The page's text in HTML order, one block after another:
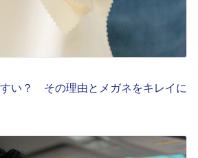
い？ その理由とメガネをキレイに